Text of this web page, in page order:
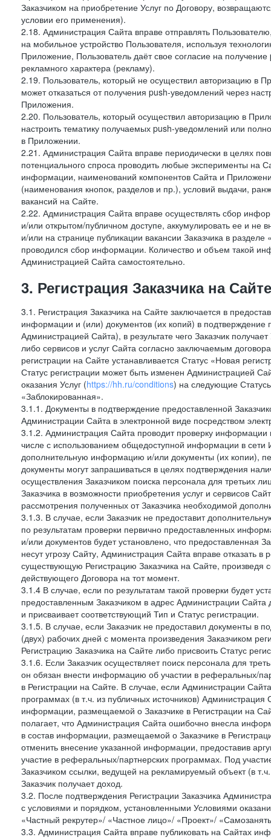
Заказчиком на приобретение Услуг по Договору,
условии его применения).
2.18. Администрация Сайта вправе отправлять
на мобильное устройство Пользователя, используя
Приложение, Пользователь даёт свое согласие на
рекламного характера (рекламу).
2.19. Пользователь, который не осуществил авторизацию в
может отказаться от получения push-уведомлений через
Приложения.
2.20. Пользователь, который осуществил авторизацию в
настроить тематику получаемых push-уведомлений или
в Приложении.
2.21. Администрация Сайта вправе периодически в целях
потенциального спроса проводить любые эксперименты на
информации, наименований компонентов Сайта и
(наименования кнопок, разделов и пр.), условий выдачи,
вакансий на Сайте.
2.22. Администрация Сайта вправе осуществлять сбор
и/или открытом/публичном доступе, аккумулировать ее и не
и/или на странице публикации вакансии Заказчика в
проводился сбор информации. Количество и объем такой
Администрацией Сайта самостоятельно.
3. Регистрация Заказчика на Сайте
3.1. Регистрация Заказчика на Сайте заключается в
информации и (или) документов (их копий) в
Администрацией Сайта), в результате чего Заказчик
либо сервисов и услуг Сайта согласно заключаемым
регистрации на Сайте устанавливается Статус «Новая
Статус регистрации может быть изменен Администрацией
оказания Услуг (https://hh.ru/conditions) на следующие
«Заблокированная».
3.1.1. Документы в подтверждение предоставленной
Администрации Сайта в электронной виде посредством
3.1.2. Администрация Сайта проводит проверку информации
числе с использованием общедоступной информации в
дополнительную информацию и/или документы (их копии),
документы могут запрашиваться в целях подтверждения
осуществления Заказчиком поиска персонала для третьих
Заказчика в возможности приобретения услуг и сервисов
рассмотрения полученных от Заказчика необходимой
3.1.3. В случае, если Заказчик не предоставит
по результатам проверки первично предоставленных
и/или документов будет установлено, что предоставленная
несут угрозу Сайту, Администрация Сайта вправе отказать
существующую Регистрацию Заказчика на Сайте, произведя
действующего Договора на тот момент.
3.1.4 В случае, если по результатам такой проверки будет
предоставленным Заказчиком в адрес Администрации
и присваивает соответствующий Тип и Статус регистрации.
3.1.5. В случае, если Заказчик не предоставил документы в
(двух) рабочих дней с момента произведения Заказчиком
Регистрацию Заказчика на Сайте либо присвоить Статус
3.1.6. Если Заказчик осуществляет поиск персонала для
он обязан внести информацию об участии в реферальных/
в Регистрации на Сайте. В случае, если Администрации
программах (в т.ч. из публичных источников)
информации, размещаемой о Заказчике в Регистрации на
полагает, что Администрация Сайта ошибочно внесла
в состав информации, размещаемой о Заказчике в
отменить внесение указанной информации, предоставив
участие в реферальных/партнерских программах. Под
Заказчиком ссылки, ведущей на рекламируемый объект (в
Заказчик получает доход.
3.2. После подтверждения Регистрации Заказчика
с условиями и порядком, установленными Условиями
«Частный рекрутер»/ «Частное лицо»/ «Проект»/
3.3. Администрация Сайта вправе публиковать на Сайтах